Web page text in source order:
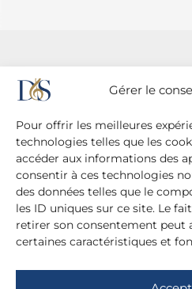
Gérer le
Pour offrir les meilleures
technologies telles que les
accéder aux informations des
consentir à ces technologies
des données telles que le
les ID uniques sur ce site. Le
retirer son consentement peut
certaines caractéristiques et
20 cité